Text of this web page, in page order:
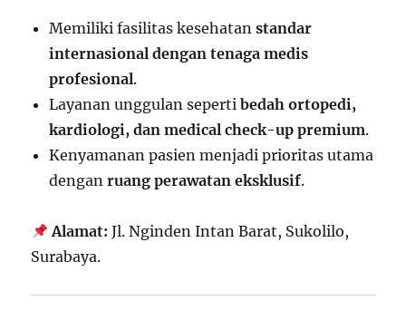
Memiliki fasilitas kesehatanstandar
internasional dengan tenaga medis
profesional.
Layanan unggulan sepertibedah ortopedi,
kardiologi, dan medical check-up premium.
Kenyamanan pasien menjadi prioritas utama
denganruang perawatan eksklusif.
Alamat: Jl. Nginden Intan Barat, Sukolilo,
Surabaya.